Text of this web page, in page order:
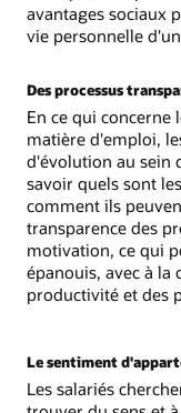
avantages sociaux
vie personnelle
Des processus
En ce qui concerne
matière d'emploi,
d'évolution au sein
savoir quels sont
comment ils
transparence des
motivation, ce qui
épanouis, avec à la
productivité et des
Le sentiment
Les salariés